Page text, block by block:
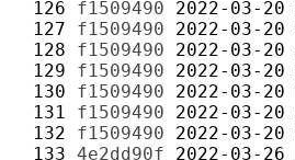
126 f1509490 2022-03-20
127 f1509490 2022-03-20
128 f1509490 2022-03-20
129 f1509490 2022-03-20
130 f1509490 2022-03-20
131 f1509490 2022-03-20
132 f1509490 2022-03-20
133 4e2dd90f 2022-03-26